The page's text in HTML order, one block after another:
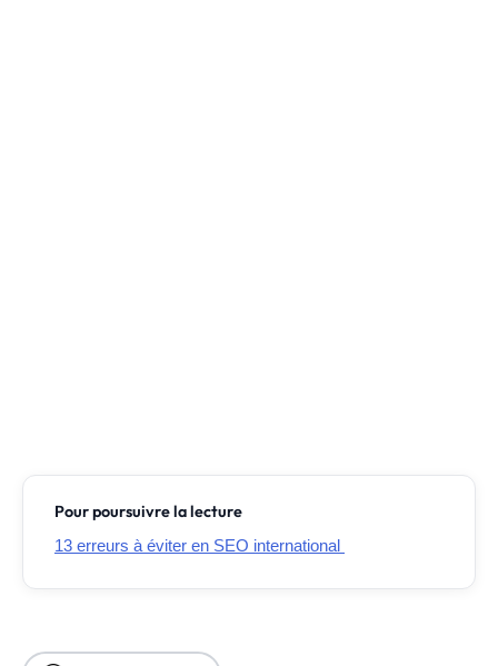
Pour poursuivre la lecture
13 erreurs à éviter en SEO international